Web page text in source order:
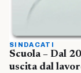
SINDACATI
Scuola – Dal
uscita dal